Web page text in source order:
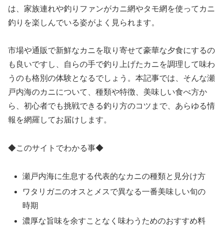
は、家族連れや釣りファンがカニ網やタモ網を使ってカニ
釣りを楽しんでいる姿がよく見られます。
市場や通販で新鮮なカニを取り寄せて豪華な夕食にするの
も良いですし、自らの手で釣り上げたカニを調理して味わ
うのも格別の体験となるでしょう。本記事では、そんな瀬
戸内海のカニについて、種類や特徴、美味しい食べ方か
ら、初心者でも挑戦できる釣り方のコツまで、あらゆる情
報を網羅してお届けします。
◆このサイトでわかる事◆
瀬戸内海に生息する代表的なカニの種類と見分け方
ワタリガニのオスとメスで異なる一番美味しい旬の
時期
濃厚な旨味を余すことなく味わうためのおすすめ料